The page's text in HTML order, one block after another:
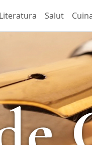
Literatura Salut